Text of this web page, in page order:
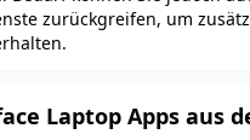
zurückgreifen, um
Laptop Apps aus